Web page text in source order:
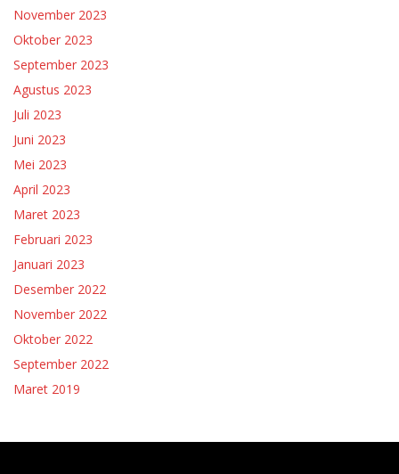
November 2023
Oktober 2023
September 2023
Agustus 2023
Juli 2023
Juni 2023
Mei 2023
April 2023
Maret 2023
Februari 2023
Januari 2023
Desember 2022
November 2022
Oktober 2022
September 2022
Maret 2019